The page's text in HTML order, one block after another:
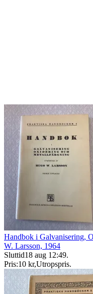
Handbok i Galvanisering,
W. Larsson, 1964
Sluttid18 aug 12:49.
Pris:10 kr,Utropspris.